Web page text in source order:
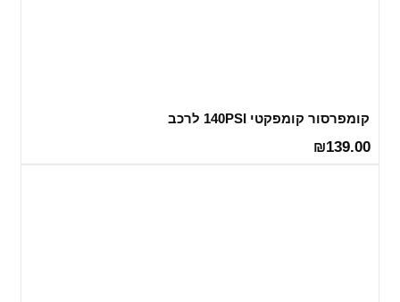
קומפרסור קומפקטי 140PSI לרכב
₪139.00